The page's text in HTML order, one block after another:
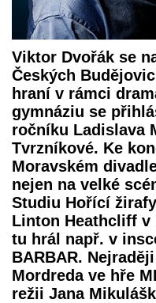
Viktor Dvořák se
Českých
hraní v rámci
gymnáziu se
ročníku Ladislava
Tvrzníkové. Ke
Moravském
nejen na velké
Studiu Hořící
Linton Heathcliff v
tu hrál např. v
BARBAR.
Mordreda ve hře
režii Jana